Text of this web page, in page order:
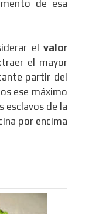
de esa
el valor
el mayor
partir del
ese máximo
esclavos de la
por encima